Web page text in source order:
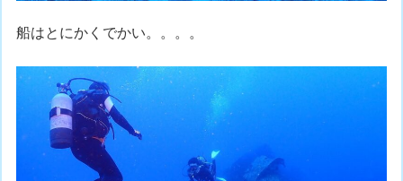
船はとにかくでかい。。。。